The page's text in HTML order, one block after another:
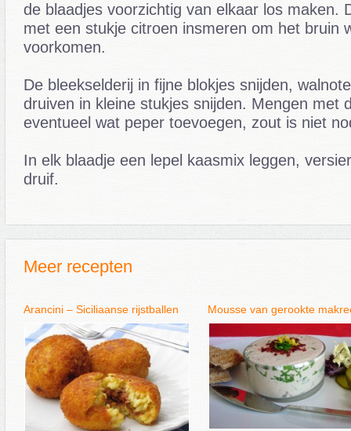
de blaadjes voorzichtig van elkaar los maken.
met een stukje citroen insmeren om het bruin
voorkomen.
De bleekselderij in fijne blokjes snijden,
druiven in kleine stukjes snijden. Mengen met
eventueel wat peper toevoegen, zout is niet
In elk blaadje een lepel kaasmix leggen,
druif.
Meer recepten
Arancini – Siciliaanse rijstballen Mousse van gerookte